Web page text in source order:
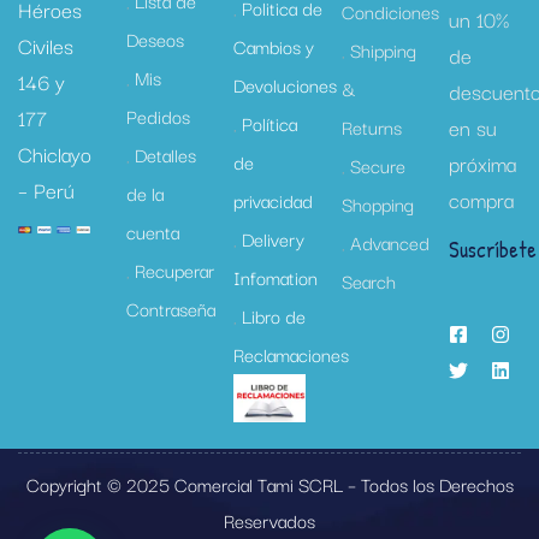
Héroes
Civiles
146 y
177
Chiclayo
– Perú
Deseos
Mis
Pedidos
Detalles
de la
cuenta
Recuperar
Contraseña
Politica de
Cambios y
Devoluciones
Política
de
privacidad
Delivery
Infomation
Libro de
Reclamaciones
Condiciones
Shipping
&
Returns
Secure
Shopping
Advanced
Search
un 10%
de
en su
próxima
compra
Suscríbete
Copyright © 2025 Comercial Tami SCRL – Todos los Derechos
Reservados